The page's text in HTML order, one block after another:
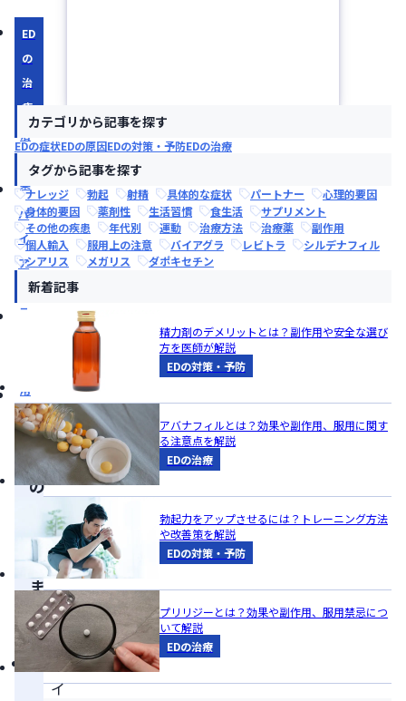
ED
の
治
療
治
薬
バ
イ
ア
グ
ラ
用
こ
の
事
の
ま
と
め
バ
イ
カテゴリから記事を探す
EDの症状EDの原因EDの対策・予防EDの治療
タグから記事を探す
ナレッジ 勃起 射精 具体的な症状 パートナー
心理的要因
身体的要因
薬剤性 生活習慣 食生活
サプリメント
その他の疾患
年代別 運動 治療方法 治療薬
副作用
個人輸入
服用上の注意 バイアグラ レビトラ
シルデナフィル
シアリス
メガリス ダポキセチン
新着記事
精力剤のデメリットとは？副作用や安全な選び
方を医師が解説
EDの対策・予防
アバナフィルとは？効果や副作用、服用に関す
る注意点を解説
EDの治療
勃起力をアップさせるには？トレーニング方法
や改善策を解説
EDの対策・予防
プリリジーとは？効果や副作用、服用禁忌につ
いて解説
EDの治療